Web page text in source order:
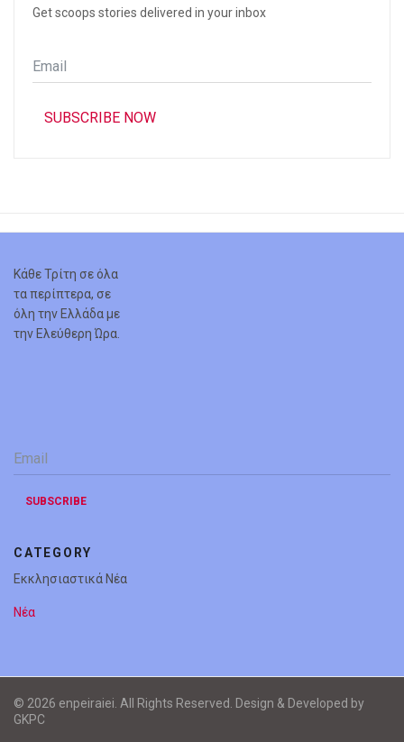
Get scoops stories delivered in your inbox
Email
*
SUBSCRIBE NOW
Κάθε Τρίτη σε όλα
τα περίπτερα, σε
όλη την Ελλάδα με
την Ελεύθερη Ώρα.
Email
*
SUBSCRIBE
CATEGORY
Εκκλησιαστικά Νέα
Νέα
© 2026 enpeiraiei. All Rights Reserved. Design & Developed by
GKPC